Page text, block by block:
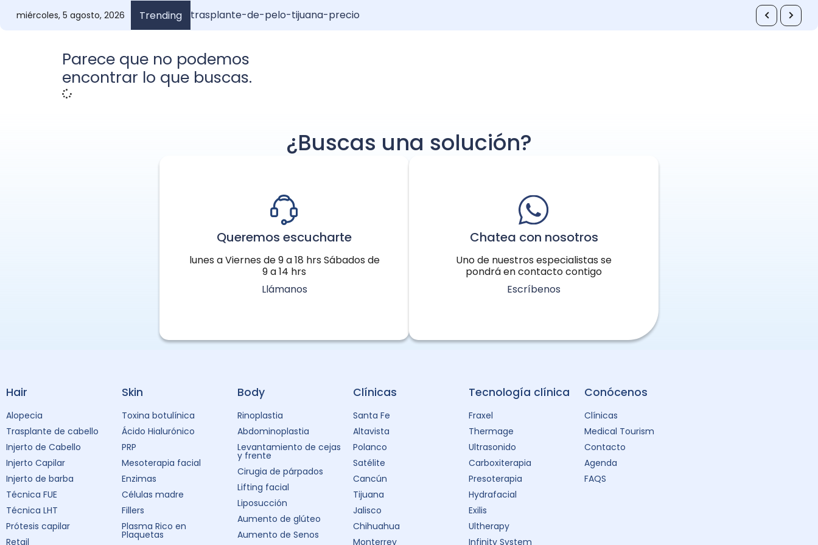
miércoles, 5 agosto, 2026 Trending trasplante-de-pelo-tijuana-precio
Injerto de Pelo Anuel: Resultados y Recuperación
¿Cuánto vale un injerto de pelo?: Guía completa
Anuel y su injerto de pelo: Increíble transformación
Parece que no podemos
encontrar lo que buscas.
¿Buscas una solución?
Queremos escucharte
lunes a Viernes de 9 a 18 hrs Sábados de
9 a 14 hrs
Llámanos
Chatea con nosotros
Uno de nuestros especialistas se
pondrá en contacto contigo
Escríbenos
Hair
Alopecia
Trasplante de cabello
Injerto de Cabello
Injerto Capilar
Injerto de barba
Técnica FUE
Técnica LHT
Prótesis capilar
Retail
Skin
Toxina botulínica
Ácido Hialurónico
PRP
Mesoterapia facial
Enzimas
Células madre
Fillers
Plasma Rico en
Plaquetas
Body
Rinoplastia
Abdominoplastia
Levantamiento de cejas
y frente
Cirugia de párpados
Lifting facial
Liposucción
Aumento de glúteo
Aumento de Senos
Clínicas
Santa Fe
Altavista
Polanco
Satélite
Cancún
Tijuana
Jalisco
Chihuahua
Monterrey
Tecnología clínica
Fraxel
Thermage
Ultrasonido
Carboxiterapia
Presoterapia
Hydrafacial
Exilis
Ultherapy
Infinity System
Conócenos
Clínicas
Medical Tourism
Contacto
Agenda
FAQS